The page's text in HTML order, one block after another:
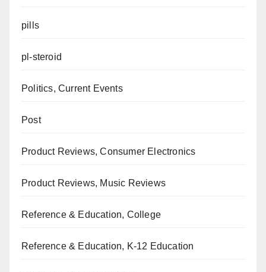
pills
pl-steroid
Politics, Current Events
Post
Product Reviews, Consumer Electronics
Product Reviews, Music Reviews
Reference & Education, College
Reference & Education, K-12 Education